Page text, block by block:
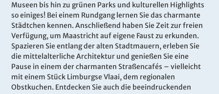
Museen bis hin zu grünen Parks und kulturellen Highlights
so einiges! Bei einem Rundgang lernen Sie das charmante
Städtchen kennen. Anschließend haben Sie Zeit zur freien
Verfügung, um Maastricht auf eigene Faust zu erkunden.
Spazieren Sie entlang der alten Stadtmauern, erleben Sie
die mittelalterliche Architektur und genießen Sie eine
Pause in einem der charmanten Straßencafés – vielleicht
mit einem Stück Limburgse Vlaai, dem regionalen
Obstkuchen. Entdecken Sie auch die beeindruckenden